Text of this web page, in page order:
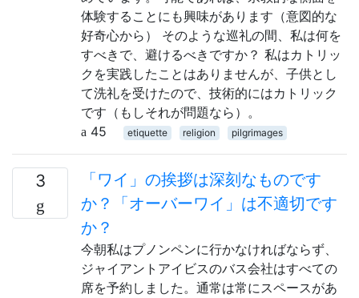
体験することにも興味があります（意図的な
好奇心から） そのような巡礼の間、私は何を
すべきで、避けるべきですか？ 私はカトリッ
クを実践したことはありませんが、子供とし
て洗礼を受けたので、技術的にはカトリック
です（もしそれが問題なら）。
45
etiquette religion pilgrimages
3
「ワイ」の挨拶は深刻なものです
か？「オーバーワイ」は不適切です
か？
今朝私はプノンペンに行かなければならず、
ジャイアントアイビスのバス会社はすべての
席を予約しました。通常は常にスペースがあ